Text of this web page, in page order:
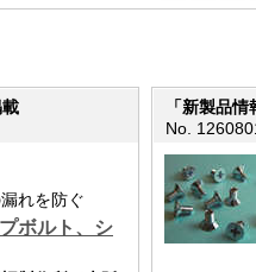
れを防ぐ
ボルト、シ
「新製品
No.